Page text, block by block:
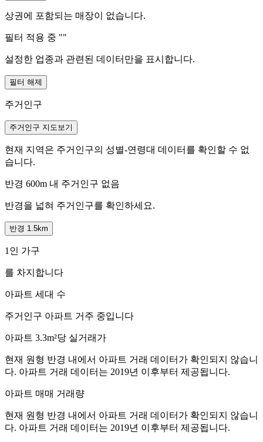
상권에 포함되는 매장이 없습니다.
필터 적용 중 ""
설정한 업종과 관련된 데이터만을 표시합니다.
필터 해제
주거인구
주거인구 지도보기
현재 지역은 주거인구의 성별-연령대 데이터를 확인할 수 없
습니다.
반경 600m 내 주거인구 없음
반경을 넓혀 주거인구를 확인하세요.
반경 1.5km
1인 가구
를 차지합니다
아파트 세대 수
주거인구 아파트 거주 중입니다
아파트 3.3m²당 실거래가
현재 원형 반경 내에서 아파트 거래 데이터가 확인되지 않습니
다. 아파트 거래 데이터는 2019년 이후부터 제공됩니다.
아파트 매매 거래량
현재 원형 반경 내에서 아파트 거래 데이터가 확인되지 않습니
다. 아파트 거래 데이터는 2019년 이후부터 제공됩니다.